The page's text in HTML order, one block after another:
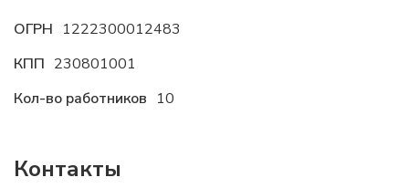
ОГРН 1222300012483
КПП 230801001
Кол-во работников 10
Контакты